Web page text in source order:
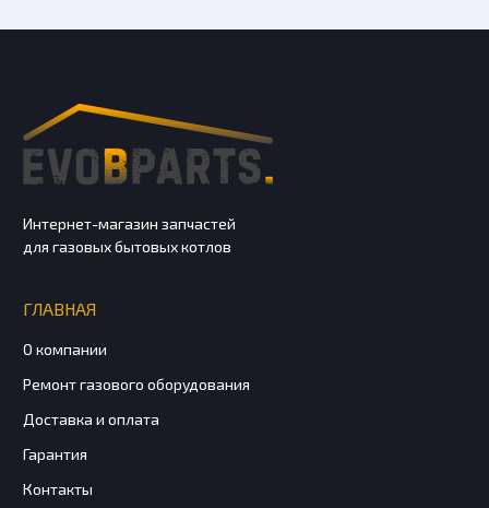
Интернет-магазин запчастей
для газовых бытовых котлов
ГЛАВНАЯ
О компании
Ремонт газового оборудования
Доставка и оплата
Гарантия
Контакты